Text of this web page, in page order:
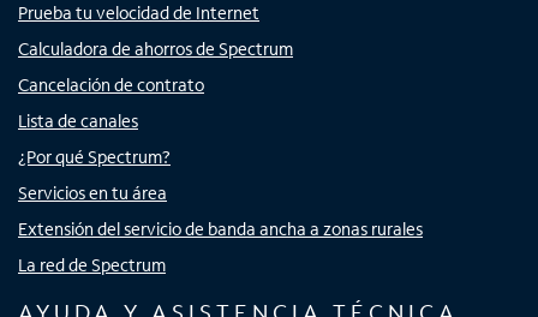
Prueba tu velocidad de Internet
Calculadora de ahorros de Spectrum
Cancelación de contrato
Lista de canales
¿Por qué Spectrum?
Servicios en tu área
Extensión del servicio de banda ancha a zonas rurales
La red de Spectrum